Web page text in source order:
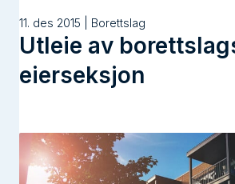
11. des 2015 | Borettslag
Utleie av
eierseksjon